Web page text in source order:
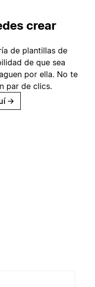
crear
de plantillas de
de que sea
por ella. No te
par de clics.
→